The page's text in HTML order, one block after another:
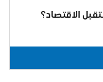
الاقتصاد؟